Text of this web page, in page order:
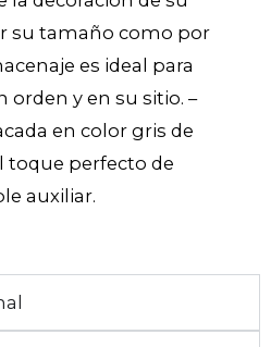
su tamaño como por
es ideal para
y en su sitio. –
en color gris de
toque perfecto de
auxiliar.